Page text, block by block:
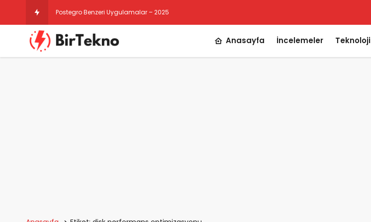
Postegro Benzeri Uygulamalar – 2025
Anasayfa İncelemeler Teknoloji